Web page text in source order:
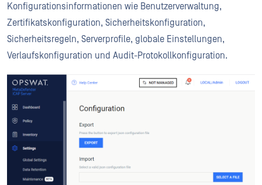
Konfigurationsinformationen wie Benutzerverwaltung,
Zertifikatskonfiguration, Sicherheitskonfiguration,
Sicherheitsregeln, Serverprofile, globale Einstellungen,
Verlaufskonfiguration und Audit-Protokollkonfiguration.